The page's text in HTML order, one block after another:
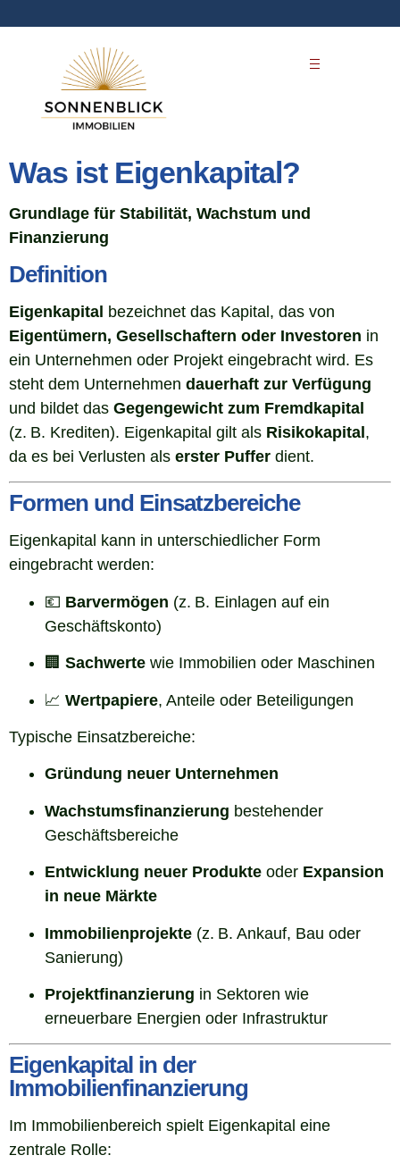
Was ist Eigenkapital?
Grundlage für Stabilität, Wachstum und
Finanzierung
Definition
Eigenkapital bezeichnet das Kapital, das von
Eigentümern, Gesellschaftern oder Investoren in
ein Unternehmen oder Projekt eingebracht wird. Es
steht dem Unternehmen dauerhaft zur Verfügung
und bildet das Gegengewicht zum Fremdkapital
(z. B. Krediten). Eigenkapital gilt als Risikokapital ,
da es bei Verlusten als erster Puffer dient.
Formen und Einsatzbereiche
Eigenkapital kann in unterschiedlicher Form
eingebracht werden:
💶 Barvermögen (z. B. Einlagen auf ein
Geschäftskonto)
🏢 Sachwerte wie Immobilien oder Maschinen
📈 Wertpapiere, Anteile oder Beteiligungen
Typische Einsatzbereiche:
Gründung neuer Unternehmen
Wachstumsfinanzierung bestehender
Geschäftsbereiche
Entwicklung neuer Produkte oder Expansion
in neue Märkte
Immobilienprojekte (z. B. Ankauf, Bau oder
Sanierung)
Projektfinanzierung in Sektoren wie
erneuerbare Energien oder Infrastruktur
Eigenkapital in der
Immobilienfinanzierung
Im Immobilienbereich spielt Eigenkapital eine
zentrale Rolle: